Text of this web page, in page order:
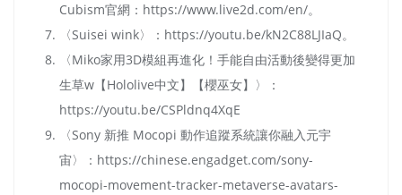
Cubism官網：https://www.live2d.com/en/。
〈Suisei wink〉：https://youtu.be/kN2C88LJIaQ。
〈Miko家用3D模組再進化！手能自由活動後變得更加
生草w【Hololive中文】【櫻巫女】〉：
https://youtu.be/CSPldnq4XqE
〈Sony 新推 Mocopi 動作追蹤系統讓你融入元宇
宙〉：https://chinese.engadget.com/sony-
mocopi-movement-tracker-metaverse-avatars-